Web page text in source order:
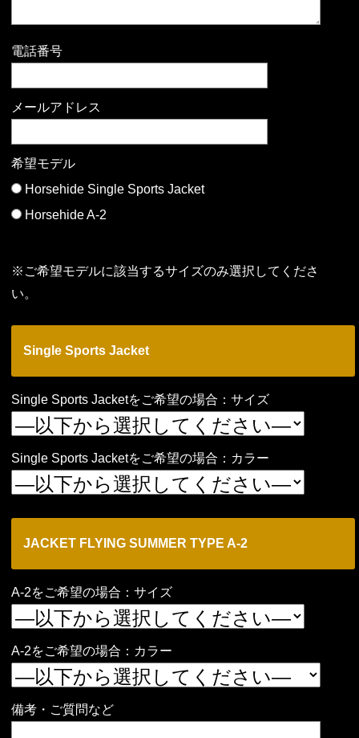
電話番号
メールアドレス
希望モデル
Horsehide Single Sports Jacket
Horsehide A-2
※ご希望モデルに該当するサイズのみ選択してくださ
い。
Single Sports Jacket
Single Sports Jacketをご希望の場合：サイズ
Single Sports Jacketをご希望の場合：カラー
JACKET FLYING SUMMER TYPE A-2
A-2をご希望の場合：サイズ
A-2をご希望の場合：カラー
備考・ご質問など